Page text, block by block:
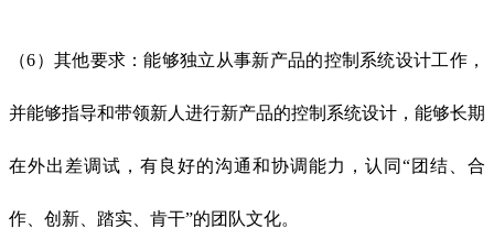
（6）其他要求：能够独立从事新产品的控制系统设计工作，
并能够指导和带领新人进行新产品的控制系统设计，能够长期
在外出差调试，有良好的沟通和协调能力，认同“团结、合
作、创新、踏实、肯干”的团队文化。